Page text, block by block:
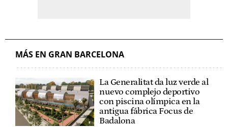
MÁS EN GRAN BARCELONA
La Generalitat da luz verde al
nuevo complejo deportivo
con piscina olímpica en la
antigua fábrica Focus de
Badalona